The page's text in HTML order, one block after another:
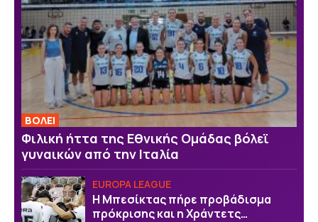
ΒOΛΕΙ
Φιλική ήττα της Εθνικής Ομάδας βόλεϊ
γυναικών από την Ιταλία
EUROPA LEAGUE
Η Μπεσίκτας πήρε προβάδισμα
πρόκρισης και η Χράντετς…